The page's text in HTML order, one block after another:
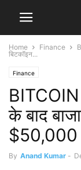
Home Finance
बिटकॉइन...
Finance
के बाद
$50,000
By Anand Kumar -